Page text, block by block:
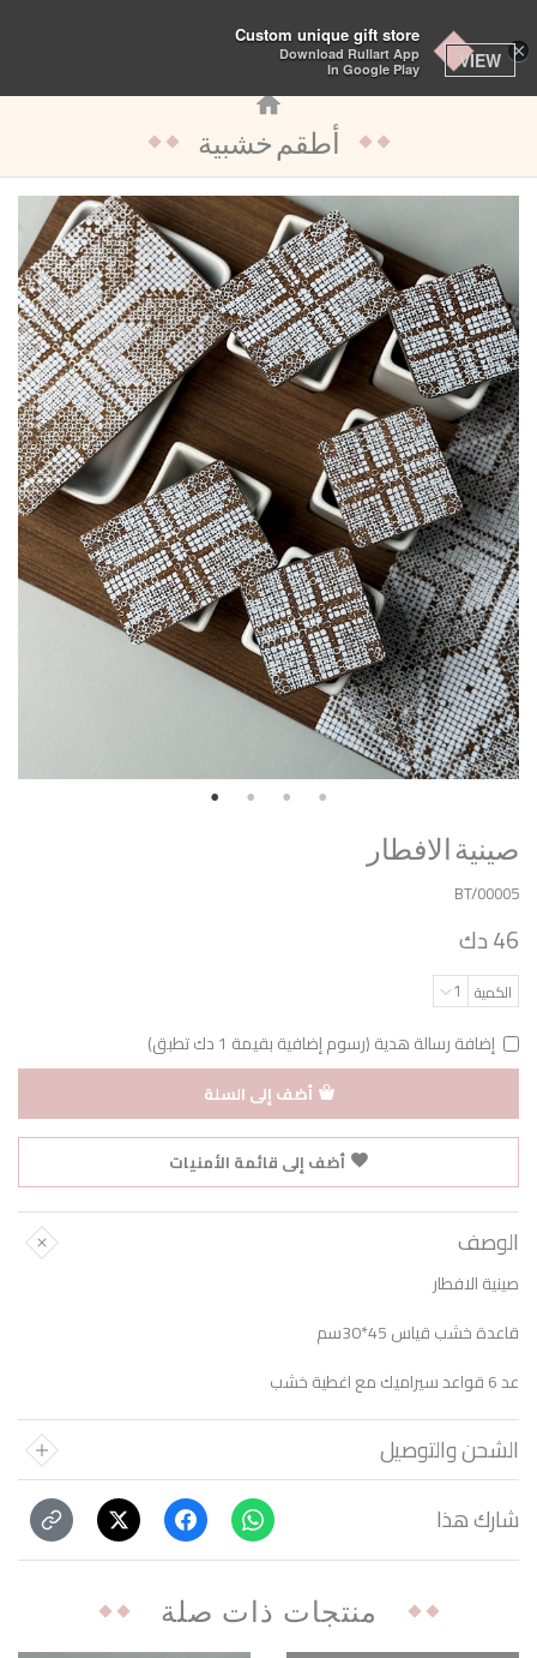
تبديل
التنقل
أطقم خشبية
صينية الافطار
BT/00005
46 دك
الكمية 1
إضافة رسالة هدية (رسوم إضافية بقيمة 1 دك تطبق)
أضف إلى السلة
أضف إلى قائمة الأمنيات
الوصف
صينية الافطار
قاعدة خشب قياس 45*30سم
عد 6 قواعد سيراميك مع اغطية خشب
الشحن والتوصيل
شارك هذا
منتجات ذات صلة
×
Custom unique gift store
Download Rullart App
In Google Play
VIEW